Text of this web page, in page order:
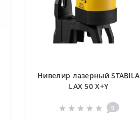
Нивелир лазерный STABILA
LAX 50 X+Y
0